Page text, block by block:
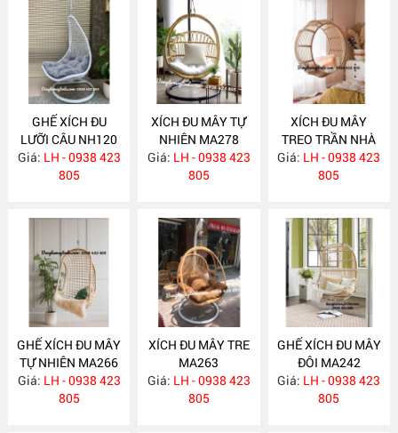
GHẾ XÍCH ĐU
LƯỠI CÂU NH120
Giá: LH - 0938 423
805
XÍCH ĐU MÂY TỰ
NHIÊN MA278
Giá: LH - 0938 423
805
XÍCH ĐU MÂY
TREO TRẦN NHÀ
MA271
Giá: LH - 0938 423
805
GHẾ XÍCH ĐU MÂY
TỰ NHIÊN MA266
Giá: LH - 0938 423
805
XÍCH ĐU MÂY TRE
MA263
Giá: LH - 0938 423
805
GHẾ XÍCH ĐU MÂY
ĐÔI MA242
Giá: LH - 0938 423
805